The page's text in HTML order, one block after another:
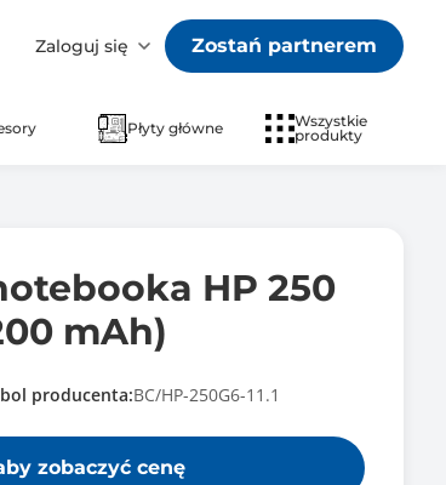
Zaloguj się Zostań partnerem
Płyty główne
Wszystkie
produkty
HP 250
mAh)
producenta:BC/HP-250G6-11.1
zobaczyć cenę